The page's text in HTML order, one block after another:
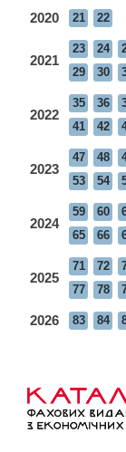
2020 21 22
2021
23 24
29
30
2022
35 36
41
42
2023
47 48
53
54
2024
59 60
65
66
2025
71 72
77
78
2026 83 84